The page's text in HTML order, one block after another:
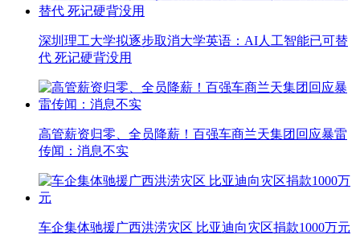
深圳理工大学拟逐步取消大学英语：AI人工智能已可替
代 死记硬背没用
高管薪资归零、全员降薪！百强车商兰天集团回应暴雷
传闻：消息不实
车企集体驰援广西洪涝灾区 比亚迪向灾区捐款1000万元